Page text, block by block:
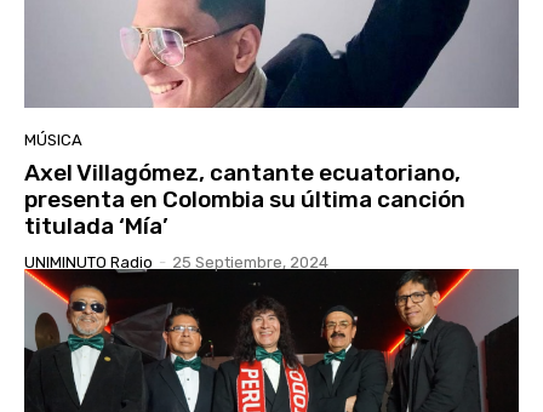
MÚSICA
Axel Villagómez, cantante ecuatoriano,
presenta en Colombia su última canción
titulada ‘Mía’
UNIMINUTO Radio - 25 Septiembre, 2024